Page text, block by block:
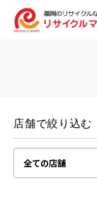
店舗で絞り込む